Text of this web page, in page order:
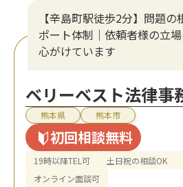
【辛島町駅徒歩2分】問題
ポート体制｜依頼者様の立
心がけています
ベリーベスト法律事
熊本県 熊本市
初回相談無料
19時以降TEL可 土日祝の相談OK
オンライン面談可